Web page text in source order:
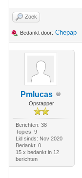
Zoek
Bedankt door: Chepap
Pmlucas
Opstapper
Berichten: 38
Topics: 9
Lid sinds: Nov 2020
Bedankt: 0
15 x bedankt in 12
berichten